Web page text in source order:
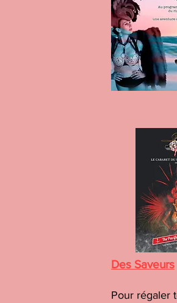
Des Saveurs
Pour régaler